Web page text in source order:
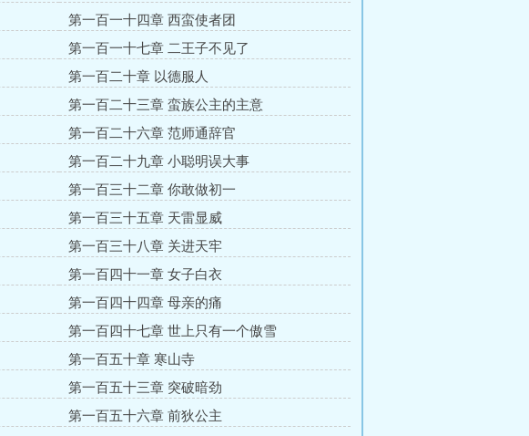
第一百一十四章 西蛮使者团
第一百一十七章 二王子不见了
第一百二十章 以德服人
第一百二十三章 蛮族公主的主意
第一百二十六章 范师通辞官
第一百二十九章 小聪明误大事
第一百三十二章 你敢做初一
第一百三十五章 天雷显威
第一百三十八章 关进天牢
第一百四十一章 女子白衣
第一百四十四章 母亲的痛
第一百四十七章 世上只有一个傲雪
第一百五十章 寒山寺
第一百五十三章 突破暗劲
第一百五十六章 前狄公主